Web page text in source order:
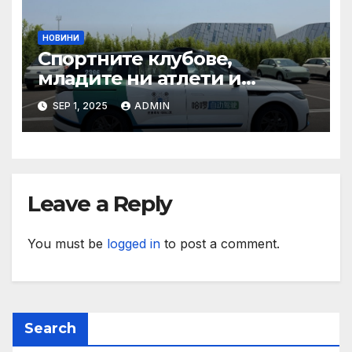
НОВИНИ
Спортните клубове,
младите ни атлети и
техните треньори имат
нужда от нашата подкрепа
и ние ще им я осигурим
SEP 1, 2025 ADMIN
Leave a Reply
You must be logged in to post a comment.
Search